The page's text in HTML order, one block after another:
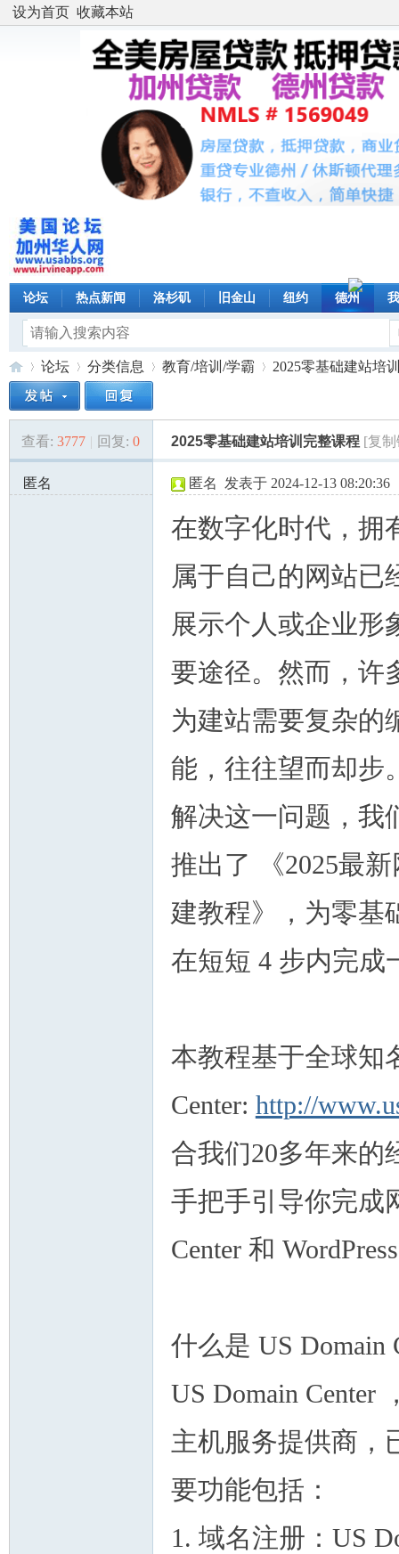
设为首页 收藏本站
论坛 热点新闻 洛杉矶 旧金山 纽约 德州
美»
论坛
›
分类信息 教育/培训/学霸
›
2025零基础建站培
查看: 3777 | 回复: 0 2025零基础建站培训完整课程 [复
匿名
匿名 发表于 2024-12-13 08:20:36
在数字化时代，拥
属于自己的网站已
展示个人或企业形
要途径。然而，许
为建站需要复杂的
能，往往望而却步
解决这一问题，我
推出了 《2025最
建教程》，为零基
在短短 4 步内完成
本教程基于全球知
Center: http://
合我们20多年来的
手把手引导你完成
Center 和
什么是 US Domain
US Domain
主机服务提供商，
要功能包括：
1. 域名注册：US